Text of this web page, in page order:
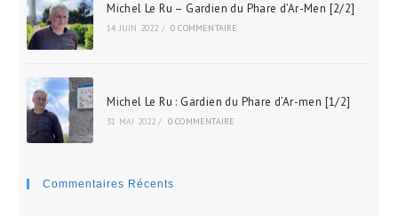
Michel Le Ru – Gardien du Phare d’Ar-Men [2/2]
14 JUIN 2022 / 0 COMMENTAIRE
Michel Le Ru : Gardien du Phare d’Ar-men [1/2]
31 MAI 2022 / 0 COMMENTAIRE
Commentaires Récents